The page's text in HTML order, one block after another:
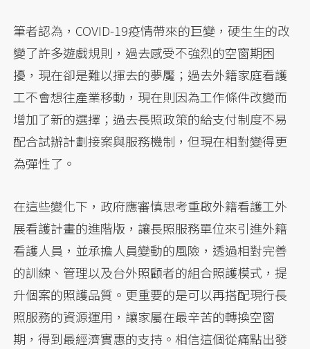
筆者認為，COVID-19疫情帶來的巨變，硬生生的改
變了許多遊戲規則，過去感受不強烈的空窗期困
擾，現在卻是難以揮去的夢魘；過去外籍家庭看護
工不會想往產業移動，現在則因為工作條件改變而
增加了新的選擇；過去長照政策的給支付制度不易
配合試辦計劃接案與服務機制，但現在相對變得更
為彈性了。
在這些變化下，政府應審慎思考重啟外籍看護工外
展看護計畫的進階版，讓長照服務單位來引進外籍
看護人員，並承擔人員變動的風險，透過相對完善
的訓練、管理以及台外照顧者的組合照護模式，提
升個案的照護品質。更重要的是可以再搭配現行長
照服務的資源運用，讓家屬在最辛苦的轉換空窗
期，得到最經濟實惠的支持。相信這個從痛點出發